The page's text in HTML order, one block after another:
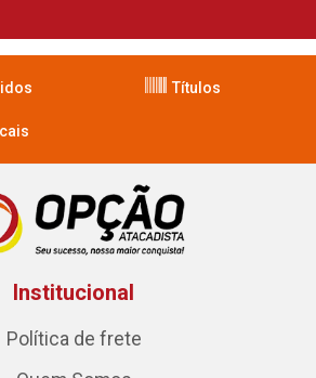
Títulos
Institucional
Política de frete